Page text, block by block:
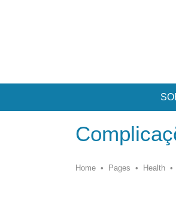
Home • Pages • Health •